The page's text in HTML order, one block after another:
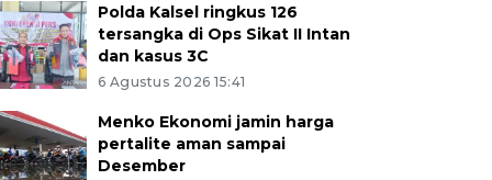
Polda Kalsel ringkus 126
tersangka di Ops Sikat II Intan
dan kasus 3C
6 Agustus 2026 15:41
Menko Ekonomi jamin harga
pertalite aman sampai
Desember